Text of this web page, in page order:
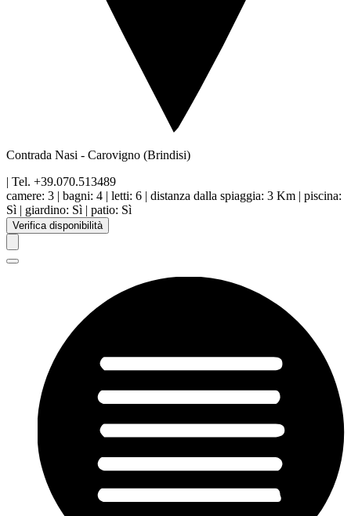
Contrada Nasi - Carovigno (Brindisi)
| Tel. +39.070.513489
camere: 3 | bagni: 4 | letti: 6 | distanza dalla spiaggia: 3 Km | piscina:
Sì | giardino: Sì | patio: Sì
Verifica disponibilità